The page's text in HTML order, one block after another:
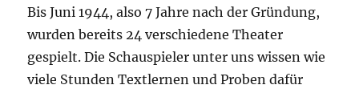
Bis Juni 1944, also 7 Jahre nach der Gründung,
wurden bereits 24 verschiedene Theater
gespielt. Die Schauspieler unter uns wissen wie
viele Stunden Textlernen und Proben dafür